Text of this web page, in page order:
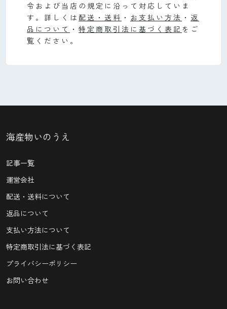
令および当店の規定に沿って対応していま
す。詳しくは 配送・送料 ・ お支払い方法 ・ 返
品について ・ 特定商取引法に基づく表記 をご
覧ください。
海産物いのうえ
記事一覧
運営会社
配送・送料について
返品について
支払い方法について
特定商取引法に基づく表記
プライバシーポリシー
お問い合わせ